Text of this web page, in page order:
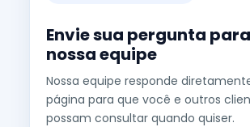
Envie sua pergunta
nossa equipe
Nossa equipe responde
página para que você e outros
possam consultar quando quiser.